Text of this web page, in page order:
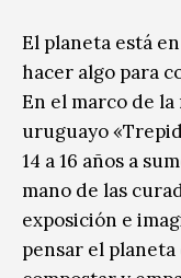
Sin categoría
El planeta está
hacer algo para
En el marco de
uruguayo
14 a 16 años a
mano de las
exposición e
pensar el planeta